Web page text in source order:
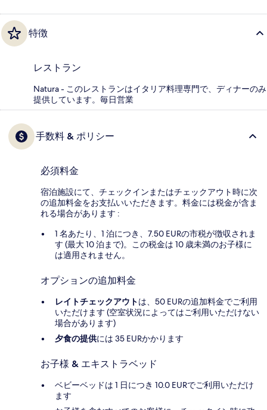
特徴
レストラン
Natura - このレストランはイタリア料理専門で、ディナーのみ
提供しています。毎日営業
手数料 & ポリシー
必須料金
宿泊施設にて、チェックインまたはチェックアウト時に次
の追加料金をお支払いいただきます。料金には税金が含ま
れる場合があります :
1 名あたり、1 泊につき、7.50 EURの市税が徴収されま
す (最大 10 泊まで)。この税金は 10 歳未満のお子様に
は適用されません。
オプションの追加料金
レイトチェックアウトは、50 EURの追加料金でご利用
いただけます (空室状況によってはご利用いただけない
場合があります)
夕食の提供には 35 EURかかります
お子様 & エキストラベッド
ベビーベッドは 1 日につき 10.0 EURでご利用いただけ
ます